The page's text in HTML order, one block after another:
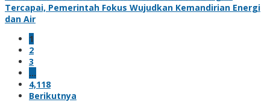
Tercapai, Pemerintah Fokus Wujudkan Kemandirian Energi
dan Air
1
2
3
…
4,118
Berikutnya